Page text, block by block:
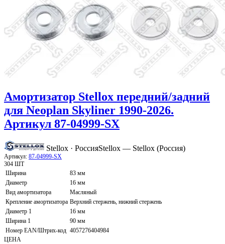
Амортизатор Stellox передний/задний
для Neoplan Skyliner 1990-2026.
Артикул 87-04999-SX
Stellox · РоссияStellox — Stellox (Россия)
Артикул: 87-04999-SX
304 ШТ
Ширина
83 мм
Диаметр
16 мм
Вид амортизатора
Масляный
Крепление амортизатора Верхний стержень, нижний стержень
Диаметр 1
16 мм
Ширина 1
90 мм
Номер EAN/Штрих-код 4057276404984
ЦЕНА